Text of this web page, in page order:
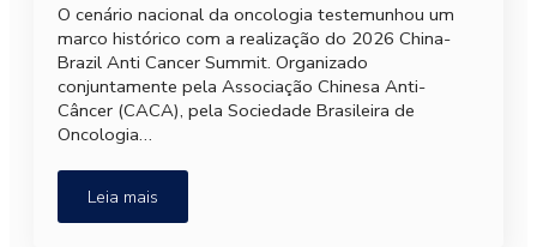
O cenário nacional da oncologia testemunhou um
marco histórico com a realização do 2026 China-
Brazil Anti Cancer Summit. Organizado
conjuntamente pela Associação Chinesa Anti-
Câncer (CACA), pela Sociedade Brasileira de
Oncologia…
Leia mais